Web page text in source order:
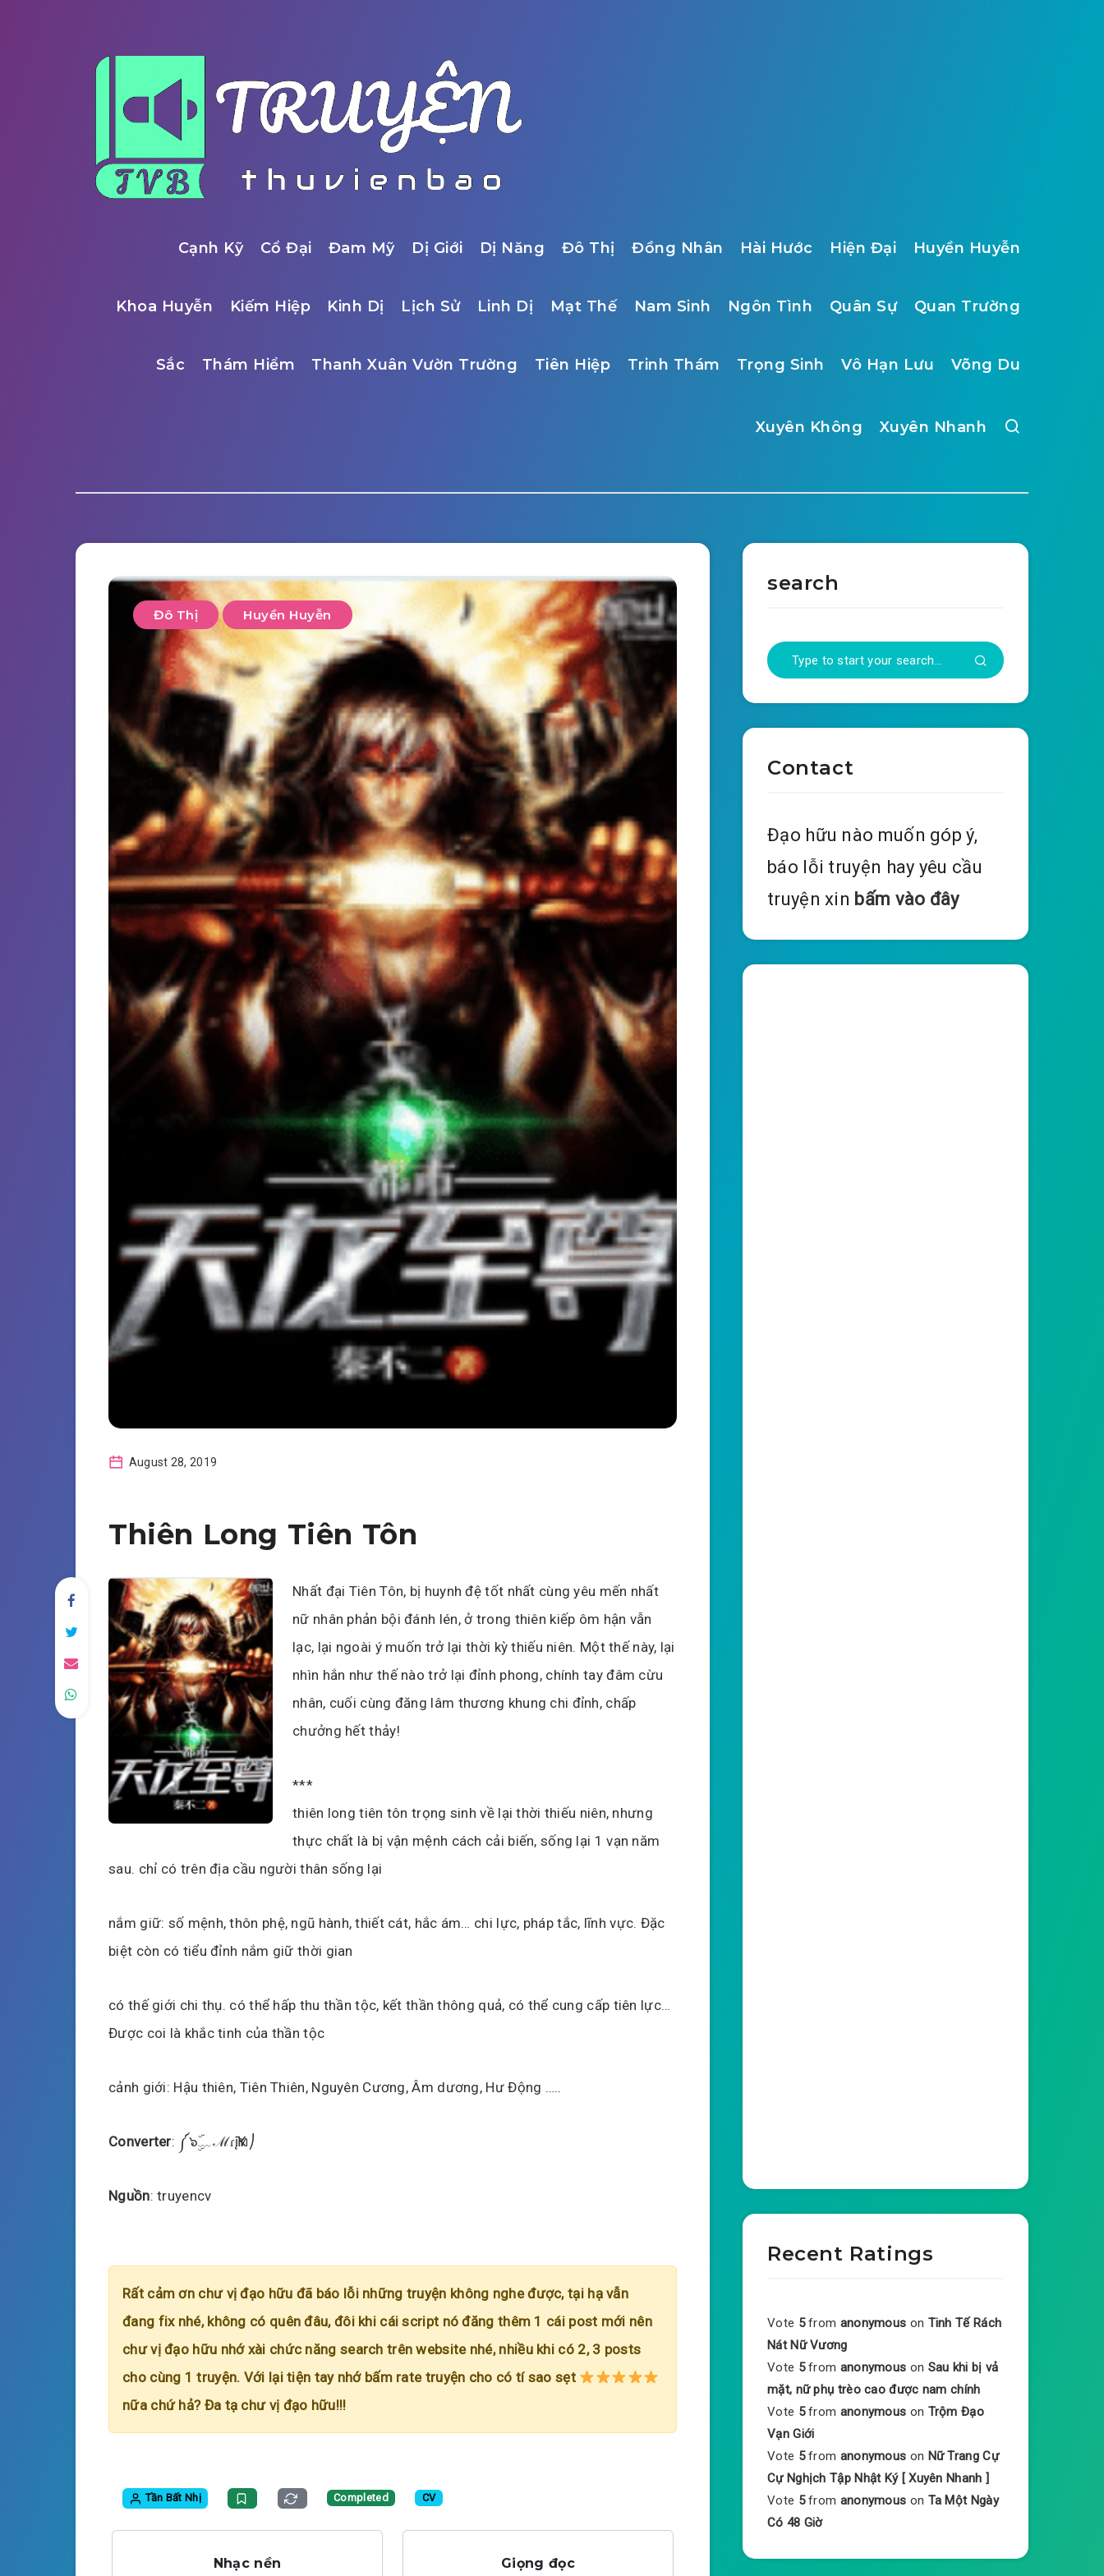
Cạnh Kỹ Cổ Đại Đam Mỹ Dị Giới Dị Năng Đô Thị Đồng Nhân Hài Hước Hiện Đại Huyền Huyễn
Khoa Huyễn Kiếm Hiệp Kinh Dị Lịch Sử Linh Dị Mạt Thế Nam Sinh Ngôn Tình Quân Sự Quan Trường
Sắc Thám Hiểm Thanh Xuân Vườn Trường Tiên Hiệp Trinh Thám Trọng Sinh Vô Hạn Lưu Võng Du
Xuyên Không Xuyên Nhanh
Đô Thị Huyền Huyễn
August 28, 2019
Thiên Long Tiên Tôn
Nhất đại Tiên Tôn, bị huynh đệ tốt nhất cùng yêu mến nhất
nữ nhân phản bội đánh lén, ở trong thiên kiếp ôm hận vẫn
lạc, lại ngoài ý muốn trở lại thời kỳ thiếu niên. Một thế này, lại
nhìn hắn như thế nào trở lại đỉnh phong, chính tay đâm cừu
nhân, cuối cùng đăng lâm thương khung chi đỉnh, chấp
chưởng hết thảy!
***
thiên long tiên tôn trọng sinh về lại thời thiếu niên, nhưng
thực chất là bị vận mệnh cách cải biến, sống lại 1 vạn năm
sau. chỉ có trên địa cầu người thân sống lại
nắm giữ: số mệnh, thôn phệ, ngũ hành, thiết cát, hắc ám… chi lực, pháp tắc, lĩnh vực. Đặc
biệt còn có tiểu đỉnh nắm giữ thời gian
có thế giới chi thụ. có thể hấp thu thần tộc, kết thần thông quả, có thể cung cấp tiên lực…
Được coi là khắc tinh của thần tộc
cảnh giới: Hậu thiên, Tiên Thiên, Nguyên Cương, Âm dương, Hư Động …..
Converter: ༼๖ۣۜ﹏ℳɾҠįท⎠
Nguồn: truyencv
Rất cảm ơn chư vị đạo hữu đã báo lỗi những truyện không nghe được, tại hạ vẫn
đang fix nhé, không có quên đâu, đôi khi cái script nó đăng thêm 1 cái post mới nên
chư vị đạo hữu nhớ xài chức năng search trên website nhé, nhiều khi có 2, 3 posts
cho cùng 1 truyện. Với lại tiện tay nhớ bấm rate truyện cho có tí sao sẹt
nữa chứ hả? Đa tạ chư vị đạo hữu!!!
Tần Bất Nhị Completed CV
Nhạc nền Giọng đọc
search
Contact
Đạo hữu nào muốn góp ý,
báo lỗi truyện hay yêu cầu
truyện xin bấm vào đây
Recent Ratings
Vote 5 from anonymous on Tinh Tế Rách
Nát Nữ Vương
Vote 5 from anonymous on Sau khi bị vả
mặt, nữ phụ trèo cao được nam chính
Vote 5 from anonymous on Trộm Đạo
Vạn Giới
Vote 5 from anonymous on Nữ Trang Cự
Cự Nghịch Tập Nhật Ký [ Xuyên Nhanh ]
Vote 5 from anonymous on Ta Một Ngày
Có 48 Giờ